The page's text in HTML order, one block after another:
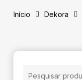
Início Dekora